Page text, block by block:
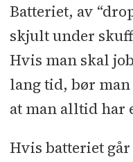
Batteriet, av
skjult under
Hvis man skal
lang tid, bør
at man alltid har
Hvis batteriet